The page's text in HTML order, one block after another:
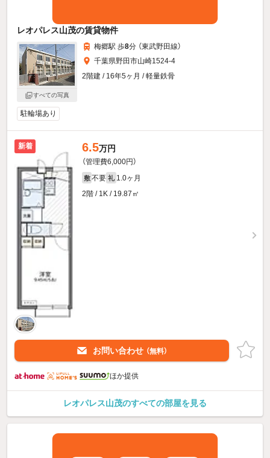
レオパレス山茂の賃貸物件
すべての写真
梅郷駅 歩8分 （東武野田線）
千葉県野田市山崎1524-4
2階建 / 16年5ヶ月 / 軽量鉄骨
駐輪場あり
新着 6.5万円
（管理費6,000円）
敷 不要 礼 1.0ヶ月
2階 / 1K / 19.87㎡
お問い合わせ （無料）
ほか提供
レオパレス山茂のすべての部屋を見る